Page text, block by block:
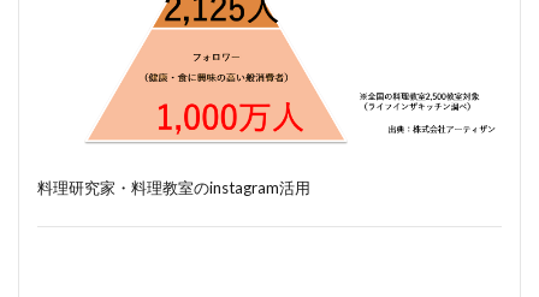
料理研究家・料理教室のinstagram活用